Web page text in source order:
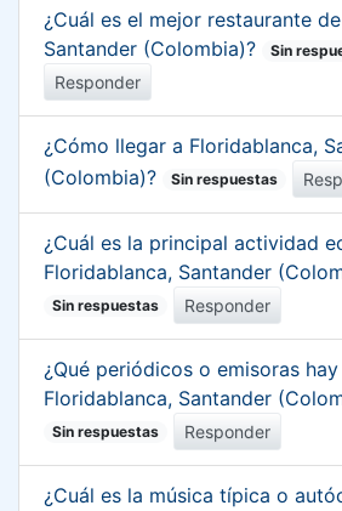
¿Cuál es el mejor restaurante
Santander (Colombia)?
Sin
Responder
¿Cómo llegar a Floridablanca,
(Colombia)?
Sin respuestas
¿Cuál es la principal actividad
Floridablanca, Santander
Sin respuestas Responder
¿Qué periódicos o emisoras
Floridablanca, Santander
Sin respuestas Responder
¿Cuál es la música típica o